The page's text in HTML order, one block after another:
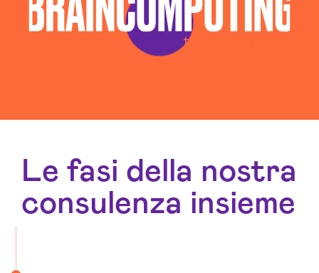
Le fasi della nostra
consulenza insieme